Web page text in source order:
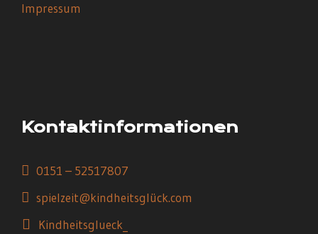
Impressum
Kontaktinformationen
0151 – 52517807
spielzeit@kindheitsglück.com
Kindheitsglueck_